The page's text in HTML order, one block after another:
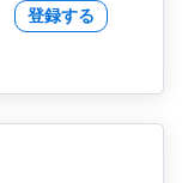
登録する